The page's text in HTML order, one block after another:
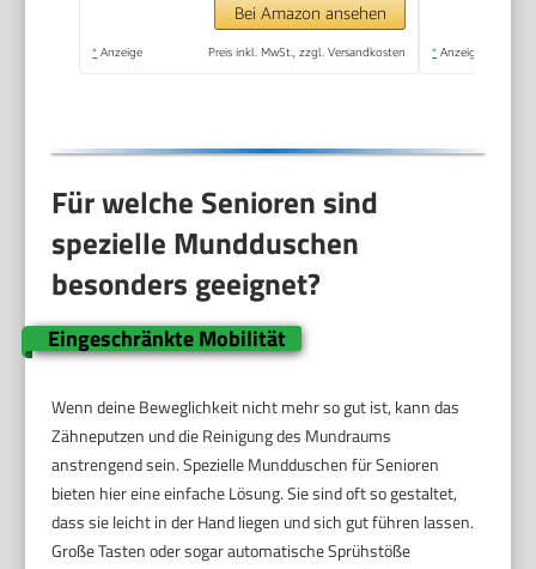
Bei Amazon ansehen
* Anzeige Preis inkl. MwSt., zzgl. Versandkosten * Anzeige
Für welche Senioren sind
spezielle Mundduschen
besonders geeignet?
Eingeschränkte Mobilität
Wenn deine Beweglichkeit nicht mehr so gut ist, kann das
Zähneputzen und die Reinigung des Mundraums
anstrengend sein. Spezielle Mundduschen für Senioren
bieten hier eine einfache Lösung. Sie sind oft so gestaltet,
dass sie leicht in der Hand liegen und sich gut führen lassen.
Große Tasten oder sogar automatische Sprühstöße